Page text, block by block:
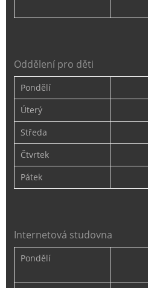
Oddělení pro děti
Pondělí
Úterý
Středa
Čtvrtek
Pátek
Internetová studovna
Pondělí